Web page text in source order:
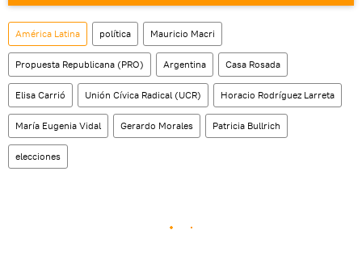
También tenemos una cuenta en la red
social rusa VK .
América Latina política Mauricio Macri
Propuesta Republicana (PRO) Argentina Casa Rosada
Elisa Carrió Unión Cívica Radical (UCR) Horacio Rodríguez Larreta
María Eugenia Vidal Gerardo Morales Patricia Bullrich
elecciones